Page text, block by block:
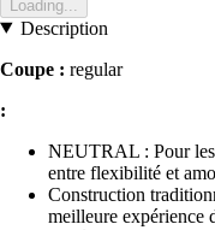
Loading...
Description
Coupe : regular
:
NEUTRAL : Pour
entre flexibilité et
Construction
meilleure expérience